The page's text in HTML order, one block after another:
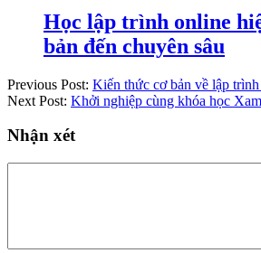
Học lập trình online
bản đến chuyên sâu
Previous Post: Kiến thức cơ bản về lập
Next Post: Khởi nghiệp cùng khóa học
Nhận xét